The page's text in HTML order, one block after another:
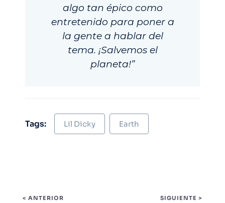
algo tan épico como
entretenido para poner a
la gente a hablar del
tema. ¡Salvemos el
planeta!”
Tags: Lil Dicky Earth
< ANTERIOR SIGUIENTE >